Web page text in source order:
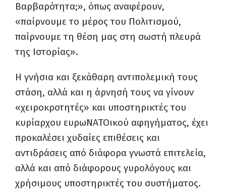
Βαρβαρότητα;», όπως αναφέρουν,
«παίρνουμε το μέρος του Πολιτισμού,
παίρνουμε τη θέση μας στη σωστή πλευρά
της Ιστορίας».
Η γνήσια και ξεκάθαρη αντιπολεμική τους
στάση, αλλά και η άρνησή τους να γίνουν
«χειροκροτητές» και υποστηρικτές του
κυρίαρχου ευρωΝΑΤΟικού αφηγήματος, έχει
προκαλέσει χυδαίες επιθέσεις και
αντιδράσεις από διάφορα γνωστά επιτελεία,
αλλά και από διάφορους γυρολόγους και
χρήσιμους υποστηρικτές του συστήματος.